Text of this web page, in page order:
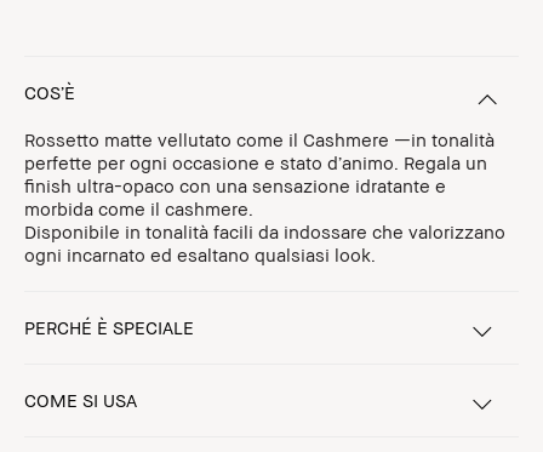
COS’È
Rossetto matte vellutato come il Cashmere —in tonalità
perfette per ogni occasione e stato d’animo. Regala un
finish ultra-opaco con una sensazione idratante e
morbida come il cashmere.
Disponibile in tonalità facili da indossare che valorizzano
ogni incarnato ed esaltano qualsiasi look.
PERCHÉ È SPECIALE
COME SI USA